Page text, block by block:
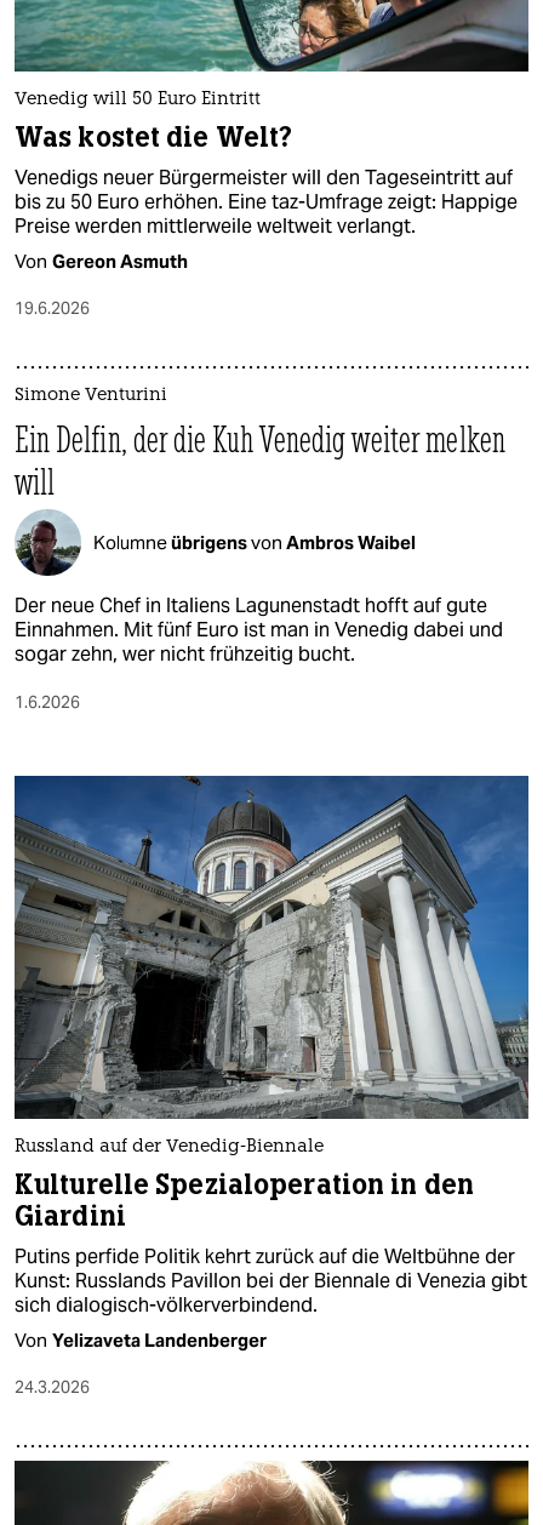
Venedig will 50 Euro Eintritt
Was kostet die Welt?
Venedigs neuer Bürgermeister will den Tageseintritt auf
bis zu 50 Euro erhöhen. Eine taz-Umfrage zeigt: Happige
Preise werden mittlerweile weltweit verlangt.
Von Gereon Asmuth
19.6.2026
Simone Venturini
Ein Delfin, der die Kuh Venedig weiter melken
will
Kolumneübrigensvon Ambros Waibel
Der neue Chef in Italiens Lagunenstadt hofft auf gute
Einnahmen. Mit fünf Euro ist man in Venedig dabei und
sogar zehn, wer nicht frühzeitig bucht.
1.6.2026
Russland auf der Venedig-Biennale
Kulturelle Spezialoperation in den
Giardini
Putins perfide Politik kehrt zurück auf die Weltbühne der
Kunst: Russlands Pavillon bei der Biennale di Venezia gibt
sich dialogisch-völkerverbindend.
Von Yelizaveta Landenberger
24.3.2026